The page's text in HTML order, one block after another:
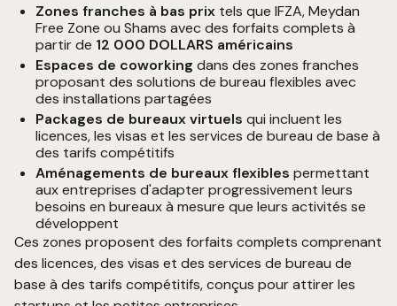
Zones franches à bas prix tels que IFZA, Meydan
Free Zone ou Shams avec des forfaits complets à
partir de 12 000 DOLLARS américains
Espaces de coworking dans des zones franches
proposant des solutions de bureau flexibles avec
des installations partagées
Packages de bureaux virtuels qui incluent les
licences, les visas et les services de bureau de base à
des tarifs compétitifs
Aménagements de bureaux flexibles permettant
aux entreprises d'adapter progressivement leurs
besoins en bureaux à mesure que leurs activités se
développent
Ces zones proposent des forfaits complets comprenant
des licences, des visas et des services de bureau de
base à des tarifs compétitifs, conçus pour attirer les